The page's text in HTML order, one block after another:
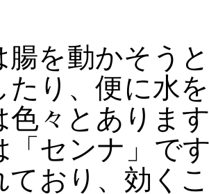
腸を動かそう
たり、便に水
色々とありま
「センナ」で
ており、効く